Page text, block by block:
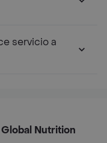
servicio a
Nutrition